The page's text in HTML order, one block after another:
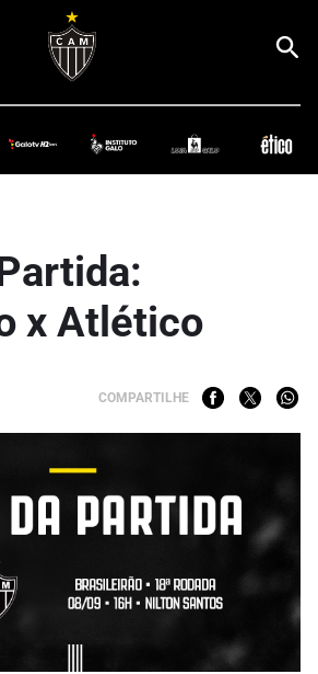
x Atlético
COMPARTILHE